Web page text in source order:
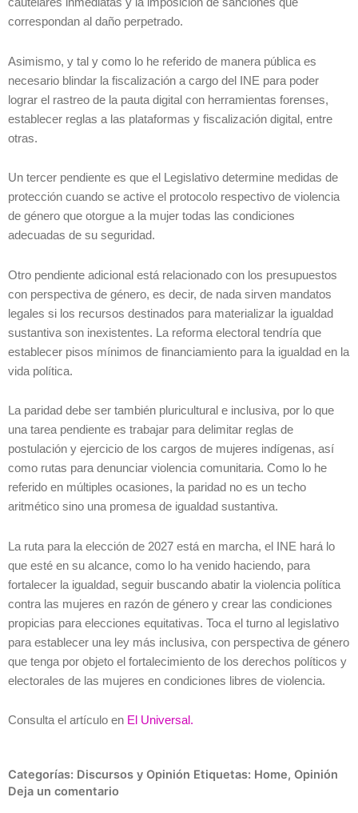
cautelares inmediatas y la imposición de sanciones que
correspondan al daño perpetrado.
Asimismo, y tal y como lo he referido de manera pública es
necesario blindar la fiscalización a cargo del INE para poder
lograr el rastreo de la pauta digital con herramientas forenses,
establecer reglas a las plataformas y fiscalización digital, entre
otras.
Un tercer pendiente es que el Legislativo determine medidas de
protección cuando se active el protocolo respectivo de violencia
de género que otorgue a la mujer todas las condiciones
adecuadas de su seguridad.
Otro pendiente adicional está relacionado con los presupuestos
con perspectiva de género, es decir, de nada sirven mandatos
legales si los recursos destinados para materializar la igualdad
sustantiva son inexistentes. La reforma electoral tendría que
establecer pisos mínimos de financiamiento para la igualdad en la
vida política.
La paridad debe ser también pluricultural e inclusiva, por lo que
una tarea pendiente es trabajar para delimitar reglas de
postulación y ejercicio de los cargos de mujeres indígenas, así
como rutas para denunciar violencia comunitaria. Como lo he
referido en múltiples ocasiones, la paridad no es un techo
aritmético sino una promesa de igualdad sustantiva.
La ruta para la elección de 2027 está en marcha, el INE hará lo
que esté en su alcance, como lo ha venido haciendo, para
fortalecer la igualdad, seguir buscando abatir la violencia política
contra las mujeres en razón de género y crear las condiciones
propicias para elecciones equitativas. Toca el turno al legislativo
para establecer una ley más inclusiva, con perspectiva de género
que tenga por objeto el fortalecimiento de los derechos políticos y
electorales de las mujeres en condiciones libres de violencia.
Consulta el artículo en El Universal.
Categorías: Discursos y Opinión Etiquetas: Home, Opinión
Deja un comentario